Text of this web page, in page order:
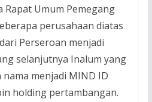
Rapat Umum Pemegang
perusahaan diatas
Perseroan menjadi
selanjutnya Inalum yang
menjadi MIND ID
holding pertambangan.